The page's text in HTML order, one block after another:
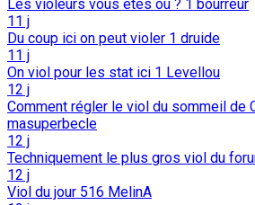
Les violeurs vous êtes où ? 1 bourreur
11 j
Du coup ici on peut violer 1 druide
11 j
On viol pour les stat ici 1 Levellou
12 j
Comment régler le viol du sommeil de
masuperbecle
12 j
Techniquement le plus gros viol du
12 j
Viol du jour 516 MelinA